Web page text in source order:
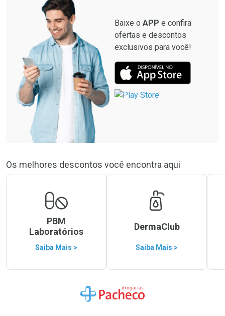
Baixe o APP e confira
ofertas e descontos
exclusivos para você!
Os melhores descontos você encontra aqui
PBM
Laboratórios
Saiba Mais >
DermaClub
Saiba Mais >
Ir para a Home